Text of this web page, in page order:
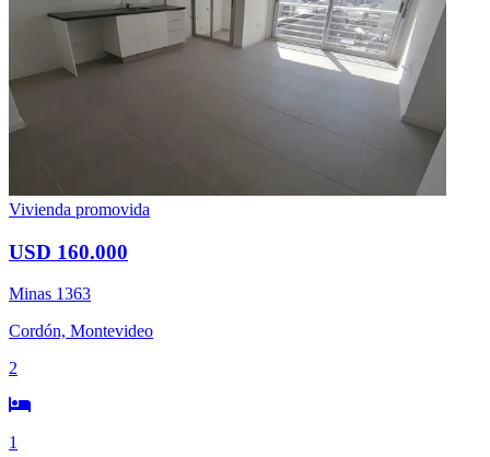
Vivienda promovida
USD 160.000
Minas 1363
Cordón, Montevideo
2
1